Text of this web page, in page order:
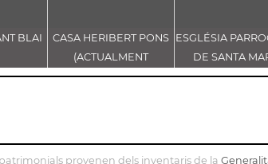
BLAI
CASA HERIBERT PONS
(ACTUALMENT
CONSELLERIA
ESGLÉSIA
DE SANTA
ASSUMPTA
provenen dels inventaris de la